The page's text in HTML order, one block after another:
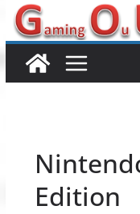
Edition